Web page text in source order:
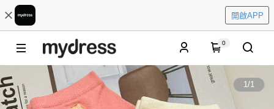
開啟APP
0
1/1